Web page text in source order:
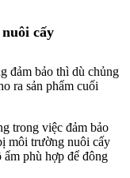
cấy
đảm bảo thì dù chủng
ra sản phẩm cuối
trong việc đảm bảo
môi trường nuôi cấy
ẩm phù hợp để đông